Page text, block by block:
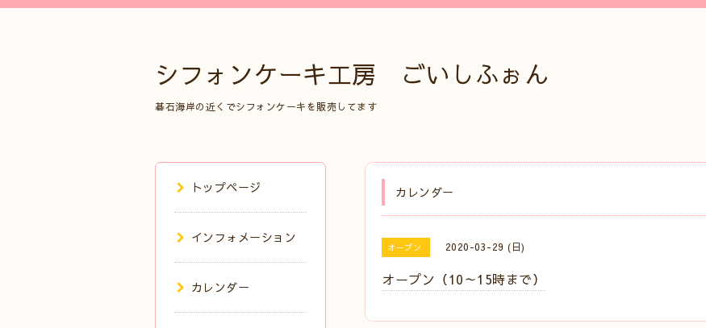
シフォンケーキ工房 ごいしふぉん
碁石海岸の近くでシフォンケーキを販売してます
カレンダー
オープン 2020-03-29 (日)
オープン（10～15時まで）
トップページ
インフォメーション
カレンダー